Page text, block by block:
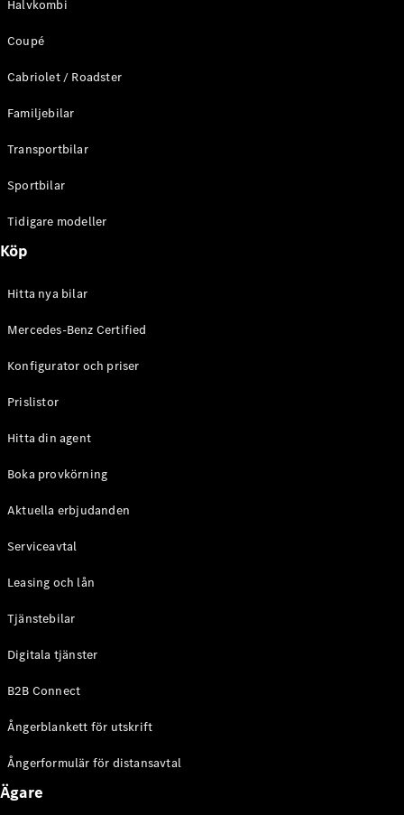
C-Klass
E-Klass
Kombi
E-Klass
Terrain
Konfigurator
Benz Online
A-Klass
Konfigurator
Mercedes-
Benz Online
Coupé
CLE Coupé
AMG GT
Mercedes-
Halvkombi
Coupé
Cabriolet / Roadster
Familjebilar
Transportbilar
Sportbilar
Tidigare modeller
Köp
Hitta nya bilar
Mercedes-Benz Certified
Konfigurator och priser
Prislistor
Hitta din agent
Boka provkörning
Aktuella erbjudanden
Serviceavtal
Leasing och lån
Tjänstebilar
Digitala tjänster
B2B Connect
Ångerblankett för utskrift
Ångerformulär för distansavtal
Ägare